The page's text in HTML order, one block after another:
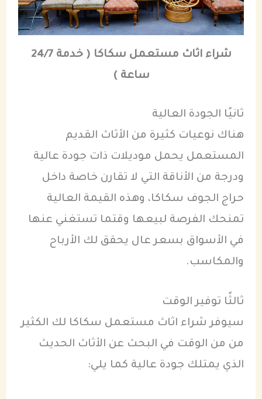
شراء اثاث مستعمل سكاكا ( خدمة 24/7
ساعة )
ثانيًا الجودة العالية
هناك نوعيات كثيرة من الأثاث القديم
المستعمل يحمل موديلات ذات جودة عالية
ودرجة من الأناقة التي لا تقارن خاصة داخل
حراج الجوف سكاكا، وهذه القيمة العالية
تمنحك الفرصة لبيعها وقتما تستغني عنها
في الأسواق بسعر عال يحقق لك الأرباح
والمكاسب.
ثالثًا توفير الوقت
سيوفر شراء اثاث مستعمل سكاكا لك الكثير
من من الوقت في البحث عن الأثاث الحديث
الذي يمتلك جودة عالية كما يلي: